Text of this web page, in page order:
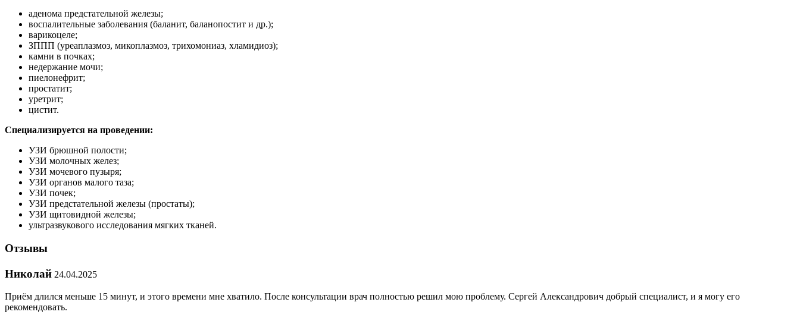
аденома предстательной железы;
воспалительные заболевания (баланит, баланопостит и др.);
варикоцеле;
ЗППП (уреаплазмоз, микоплазмоз, трихомониаз, хламидиоз);
камни в почках;
недержание мочи;
пиелонефрит;
простатит;
уретрит;
цистит.
Специализируется на проведении:
УЗИ брюшной полости;
УЗИ молочных желез;
УЗИ мочевого пузыря;
УЗИ органов малого таза;
УЗИ почек;
УЗИ предстательной железы (простаты);
УЗИ щитовидной железы;
ультразвукового исследования мягких тканей.
Отзывы
Николай 24.04.2025
Приём длился меньше 15 минут, и этого времени мне хватило. После консультации врач полностью решил мою проблему. Сергей Александрович добрый специалист, и я могу его
рекомендовать.